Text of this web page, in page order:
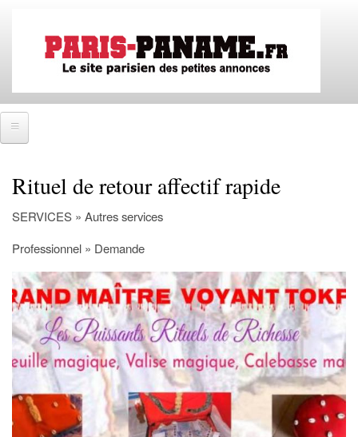
contenu
principal
SE CONNECTER
IMMOBILIER
Ventes immobilières
Locations immobilières
Colocations immobilières
EMPLOIS
Offres de stage
Offres de Formation
Demande Emploi
Rituel de retour affectif rapide
SERVICES » Autres services
Professionnel » Demande